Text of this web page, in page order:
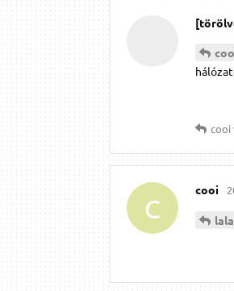
cooi
C
cooi